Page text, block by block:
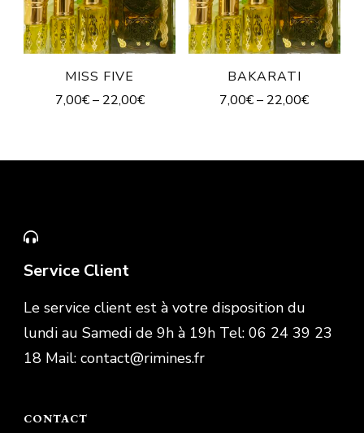
MISS FIVE
7,00€– 22,00€
BAKARATI
7,00€– 22,00€
Service Client
Le service client est à votre disposition du
lundi au Samedi de 9h à 19h Tel: 06 24 39 23
18 Mail: contact@rimines.fr
CONTACT